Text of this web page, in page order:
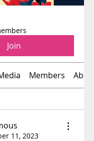
Join
Members About
11, 2023